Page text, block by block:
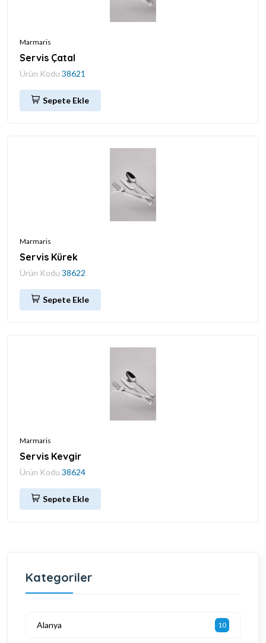
Marmaris
Servis Çatal
Ürün Kodu 38621
Sepete Ekle
Marmaris
Servis Kürek
Ürün Kodu 38622
Sepete Ekle
Marmaris
Servis Kevgir
Ürün Kodu 38624
Sepete Ekle
Kategoriler
Alanya 10